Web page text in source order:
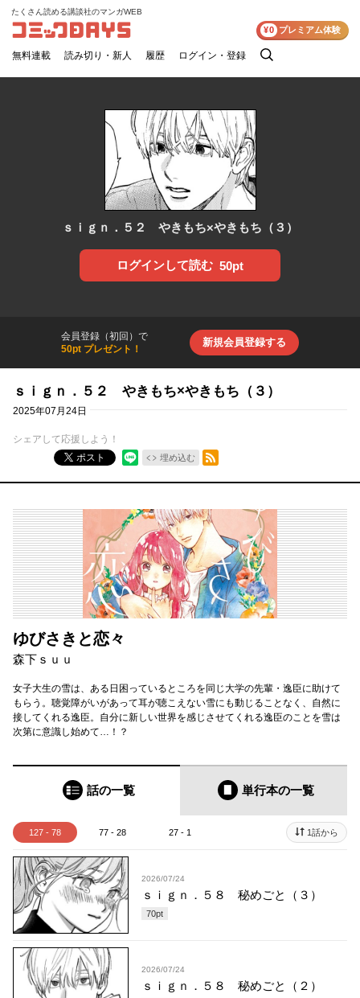
コミックDAYS
たくさん読める講談社のマンガWEB
無料連載 読み切り・新人 履歴 ログイン・登録
検
¥0 プレミアム体験
ｓｉｇｎ．５２ やきもち×やきもち（３）
ログインして読む 50pt
会員登録（初回）で
50pt プレゼント！
新規会員登録する
ｓｉｇｎ．５２ やきもち×やきもち（３）
2025年07月24日
シェアして応援しよう！
ポスト
埋め込む
RSSフィード
ゆびさきと恋々
森下ｓｕｕ
女子大生の雪は、ある日困っているところを同じ大学の先輩・逸臣に助けて
もらう。聴覚障がいがあって耳が聴こえない雪にも動じることなく、自然に
接してくれる逸臣。自分に新しい世界を感じさせてくれる逸臣のことを雪は
次第に意識し始めて…！？
話の一覧 単行本の一覧
127 - 78 77 - 28 27 - 1 1話から
2026/07/24
ｓｉｇｎ．５８ 秘めごと（３）
70pt
2026/07/24
ｓｉｇｎ．５８ 秘めごと（２）